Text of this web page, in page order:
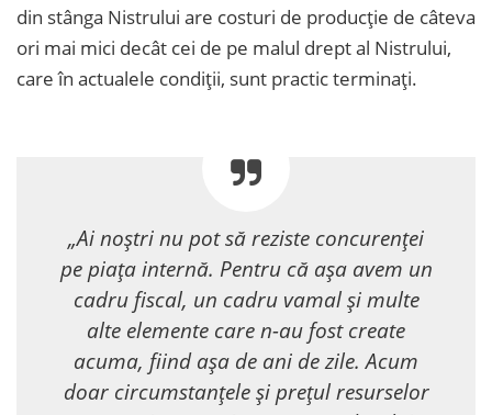
din stânga Nistrului are costuri de producție de câteva
ori mai mici decât cei de pe malul drept al Nistrului,
care în actualele condiții, sunt practic terminați.
„Ai noștri nu pot să reziste concurenței
pe piața internă. Pentru că așa avem un
cadru fiscal, un cadru vamal și multe
alte elemente care n-au fost create
acuma, fiind așa de ani de zile. Acum
doar circumstanțele și prețul resurselor